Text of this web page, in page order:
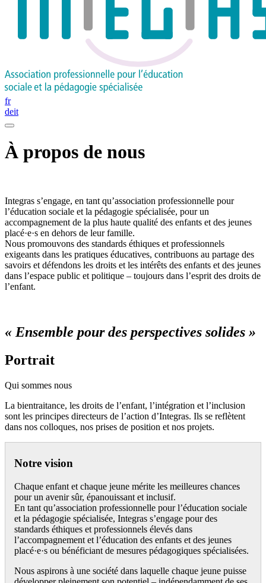
fr
deit
À propos de nous
Integras s’engage, en tant qu’association professionnelle pour
l’éducation sociale et la pédagogie spécialisée, pour un
accompagnement de la plus haute qualité des enfants et des jeunes
placé·e·s en dehors de leur famille.
Nous promouvons des standards éthiques et professionnels
exigeants dans les pratiques éducatives, contribuons au partage des
savoirs et défendons les droits et les intérêts des enfants et des jeunes
dans l’espace public et politique – toujours dans l’esprit des droits de
l’enfant.
« Ensemble pour des perspectives solides »
Portrait
Qui sommes nous
La bientraitance, les droits de l’enfant, l’intégration et l’inclusion
sont les principes directeurs de l’action d’Integras. Ils se reflètent
dans nos colloques, nos prises de position et nos projets.
Notre vision
Chaque enfant et chaque jeune mérite les meilleures chances
pour un avenir sûr, épanouissant et inclusif.
En tant qu’association professionnelle pour l’éducation sociale
et la pédagogie spécialisée, Integras s’engage pour des
standards éthiques et professionnels élevés dans
l’accompagnement et l’éducation des enfants et des jeunes
placé·e·s ou bénéficiant de mesures pédagogiques spécialisées.
Nous aspirons à une société dans laquelle chaque jeune puisse